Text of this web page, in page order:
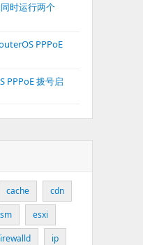
时运行两个
PPPoE
PPPoE 拨号启
cache
cdn
esxi
ip